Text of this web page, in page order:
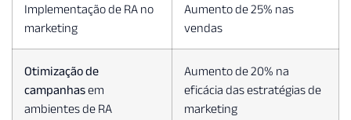
Implementação de RA no
marketing
Aumento de 25% nas
vendas
Otimização de
campanhasem
ambientes de RA
Aumento de 20% na
eficácia das estratégias de
marketing